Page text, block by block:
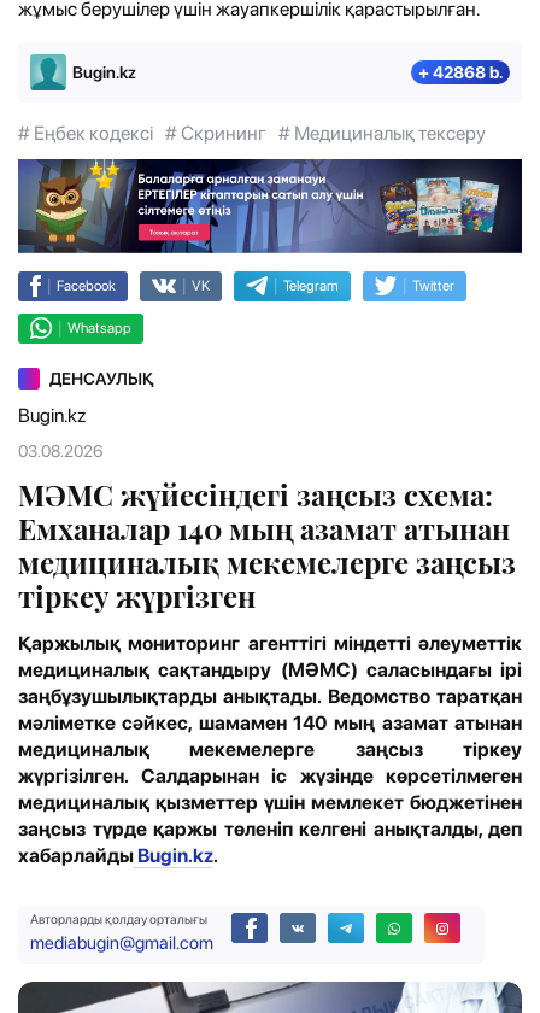
жұмыс берушілер үшін жауапкершілік қарастырылған.
Bugin.kz + 42868 b.
# Еңбек кодексі # Скрининг # Медициналық тексеру
| Facebook | VK | Telegram | Twitter
| Whatsapp
ДЕНСАУЛЫҚ
Bugin.kz
03.08.2026
МӘМС жүйесіндегі заңсыз схема:
Емханалар 140 мың азамат атынан
медициналық мекемелерге заңсыз
тіркеу жүргізген
Қаржылық мониторинг агенттігі міндетті әлеуметтік
медициналық сақтандыру (МӘМС) саласындағы ірі
заңбұзушылықтарды анықтады. Ведомство таратқан
мәліметке сәйкес, шамамен 140 мың азамат атынан
медициналық мекемелерге заңсыз тіркеу
жүргізілген. Салдарынан іс жүзінде көрсетілмеген
медициналық қызметтер үшін мемлекет бюджетінен
заңсыз түрде қаржы төленіп келгені анықталды, деп
хабарлайды Bugin.kz.
Авторларды қолдау орталығы
mediabugin@gmail.com